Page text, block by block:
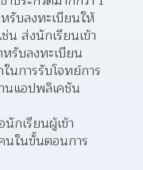
รับลงทะเบียนให้
น ส่งนักเรียนเข้า
รับลงทะเบียน
นการรับโจทย์การ
นแอปพลิเคชัน
กเรียนผู้เข้า
นในขั้นตอนการ